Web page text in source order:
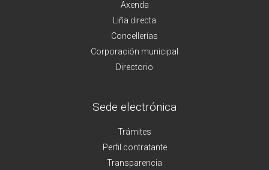
Axenda
Liña directa
Concellerías
Corporación municipal
Directorio
Sede electrónica
Trámites
Perfil contratante
Transparencia